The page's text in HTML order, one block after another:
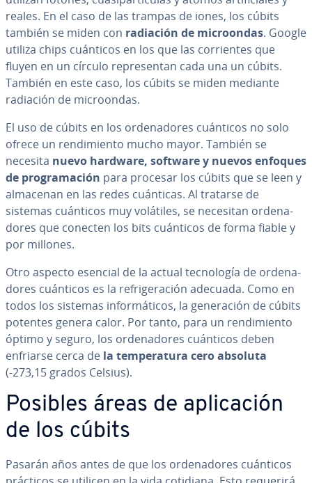
reales. En el caso de las trampas de iones, los cúbits
también se miden con radiación de mi­croo­n­das. Google
utiliza chips cuánticos en los que las co­rrie­n­tes que
fluyen en un círculo re­pre­se­n­tan cada una un cúbits.
También en este caso, los cúbits se miden mediante
radiación de mi­croo­n­das.
El uso de cúbits en los or­de­na­do­res cuánticos no solo
ofrece un re­n­di­mie­n­to mucho mayor. También se
necesita nuevo hardware, software y nuevos enfoques
de pro­gra­ma­ción para procesar los cúbits que se leen y
almacenan en las redes cuánticas. Al tratarse de
sistemas cuánticos muy volátiles, se necesitan or­de­na­
do­res que conecten los bits cuánticos de forma fiable y
por millones.
Otro aspecto esencial de la actual te­c­no­lo­gía de or­de­na­
do­res cuánticos es la re­fri­ge­ra­ción adecuada. Como en
todos los sistemas in­fo­r­má­ti­cos, la ge­ne­ra­ción de cúbits
potentes genera calor. Por tanto, para un re­n­di­mie­n­to
óptimo y seguro, los or­de­na­do­res cuánticos deben
enfriarse cerca de la te­m­pe­ra­tu­ra cero absoluta
(-273,15 grados Celsius).
Posibles áreas de apli­ca­ción
de los cúbits
Pasarán años antes de que los or­de­na­do­res cuánticos